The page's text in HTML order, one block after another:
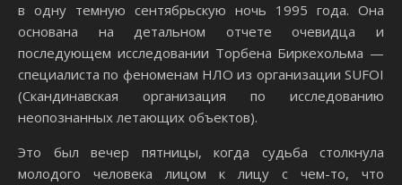
в одну темную сентябрьскую ночь 1995 года. Она
основана на детальном отчете очевидца и
последующем исследовании Торбена Биркехольма —
специалиста по феноменам НЛО из организации SUFOI
(Скандинавская организация по исследованию
неопознанных летающих объектов).
Это был вечер пятницы, когда судьба столкнула
молодого человека лицом к лицу с чем-то, что